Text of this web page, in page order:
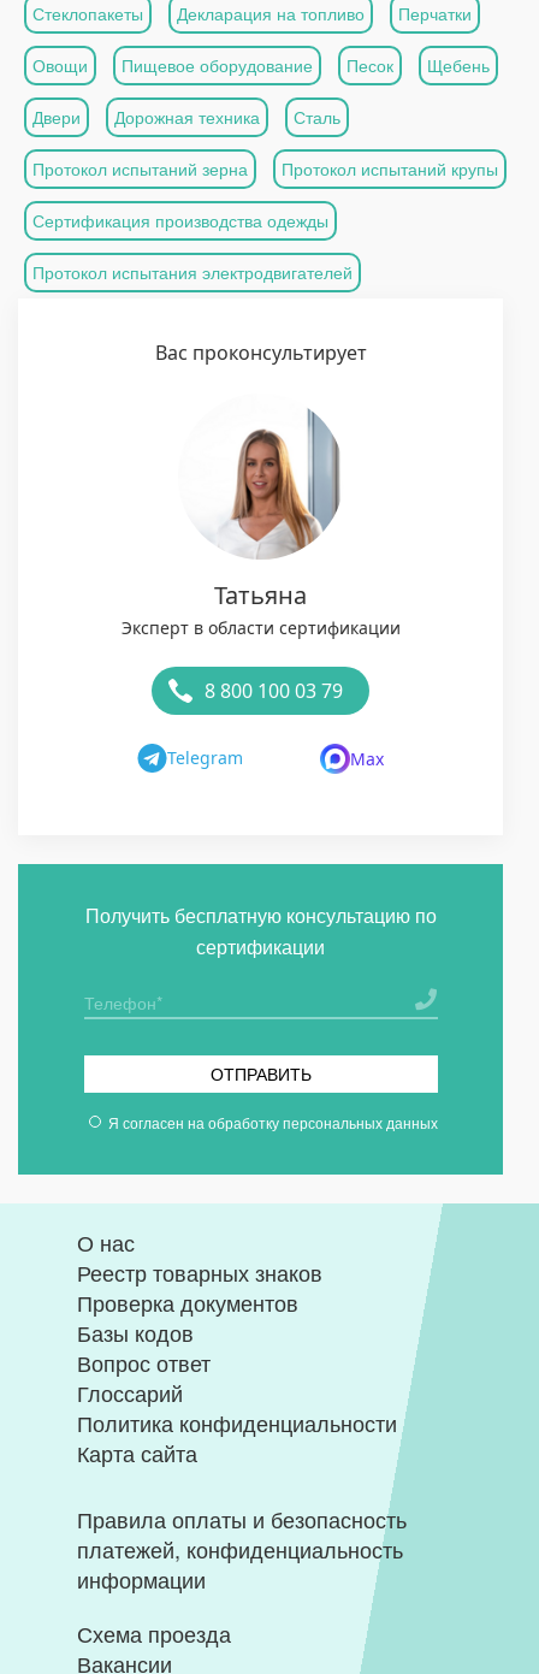
Стеклопакеты Декларация на топливо Перчатки
Овощи Пищевое оборудование Песок Щебень
Двери Дорожная техника Сталь
Протокол испытаний зерна Протокол испытаний крупы
Сертификация производства одежды
Протокол испытания электродвигателей
Вас проконсультирует
Татьяна
Эксперт в области сертификации
8 800 100 03 79
Telegram Max
Получить бесплатную консультацию по
сертификации
ОТПРАВИТЬ
Я согласен на обработку персональных данных
О нас
Реестр товарных знаков
Проверка документов
Базы кодов
Вопрос ответ
Глоссарий
Политика конфиденциальности
Карта сайта
Правила оплаты и безопасность
платежей, конфиденциальность
информации
Схема проезда
Вакансии